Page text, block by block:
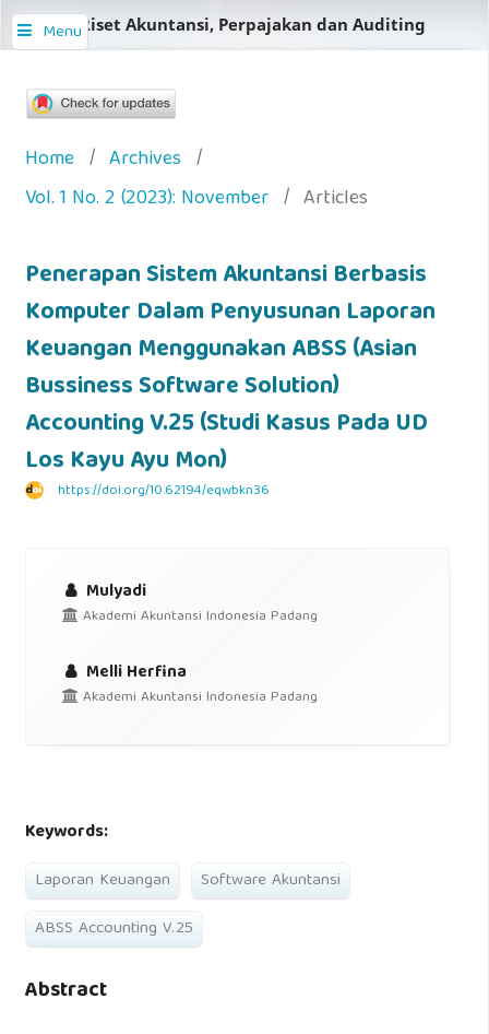
Menu
Jurnal Riset Akuntansi, Perpajakan dan Auditing
Home / Archives /
Vol. 1 No. 2 (2023): November / Articles
Penerapan Sistem Akuntansi Berbasis
Komputer Dalam Penyusunan Laporan
Keuangan Menggunakan ABSS (Asian
Bussiness Software Solution)
Accounting V.25 (Studi Kasus Pada UD
Los Kayu Ayu Mon)
https://doi.org/10.62194/eqwbkn36
Mulyadi
Akademi Akuntansi Indonesia Padang
Melli Herfina
Akademi Akuntansi Indonesia Padang
Keywords:
Laporan Keuangan
Software Akuntansi
ABSS Accounting V.25
Abstract